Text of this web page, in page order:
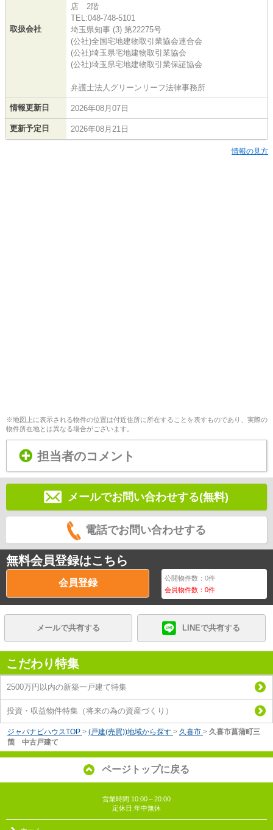
取扱会社
店 2階
TEL:048-748-5101
埼玉県知事 (3) 第22275号
(公社)全国宅地建物取引業協会連合会
(公社)埼玉県宅地建物取引業協会
(公社)埼玉県宅地建物取引業保証協会
弁護士法人グリーンリーフ法律事務所
情報更新日 2026年08月07日
更新予定日 2026年08月21日
情報の見方
※地図上に表示される物件の位置は付近住所に所在することを表すものであり、実際の
物件所在地とは異なる場合がございます。
担当者のコメント
メールでお問い合わせする(無料)
電話でお問い合わせする
無料会員登録はこちら
会員登録 公開物件数：0件
会員物件数：0件
メールで共有する LINEで共有する
こだわり特集
2500万円以内の新築一戸建て特集
投資・収益物件特集（将来の為の資産づくり）
ジャパナビハウスTOP > (戸建(売買))地域から探す > 久喜市 > 久喜市菖蒲町三
箇 中古戸建て
ページトップに戻る
営業時間:10:00～20:00
定休日:年中無休